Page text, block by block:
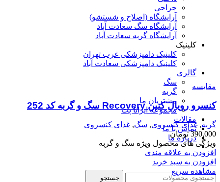
جراحی
آرایشگاه (اصلاح و شستشو)
آرایشگاه سگ سعادت آباد
آرایشگاه گربه سعادت آباد
کلینیک
کلینیک دامپزشکی غرب تهران
کلینیک دامپزشکی سعادت آباد
گالری
سگ
گربه
مشتریان ما
مجموعه ایرانا پت
مقالات
تماس با ما
درباره ما
جستجو
مقایسه
کنسرو رویال کنین Recovery سگ و گربه کد 252
گربه, غذای کنسروی, سگ, غذای کنسروی
390,000 تومان
ویژگی های محصول ویژه سگ و گربه
افزودن به علاقه مندی
افزودن به سبد خرید
مشاهده سریع